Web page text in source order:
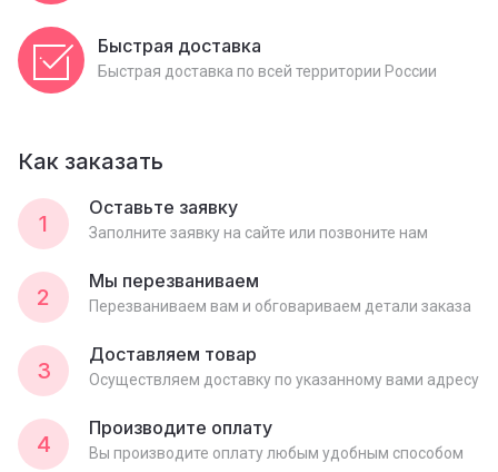
Быстрая доставка
Быстрая доставка по всей территории России
Как заказать
1
Оставьте заявку
Заполните заявку на сайте или позвоните нам
2
Мы перезваниваем
Перезваниваем вам и обговариваем детали заказа
3
Доставляем товар
Осуществляем доставку по указанному вами адресу
4
Производите оплату
Вы производите оплату любым удобным способом